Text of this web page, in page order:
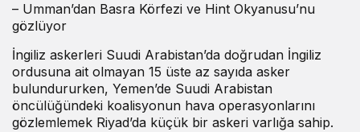
– Umman’dan Basra Körfezi ve Hint Okyanusu’nu
gözlüyor
İngiliz askerleri Suudi Arabistan’da doğrudan İngiliz
ordusuna ait olmayan 15 üste az sayıda asker
bulundururken, Yemen’de Suudi Arabistan
öncülüğündeki koalisyonun hava operasyonlarını
gözlemlemek Riyad’da küçük bir askeri varlığa sahip.